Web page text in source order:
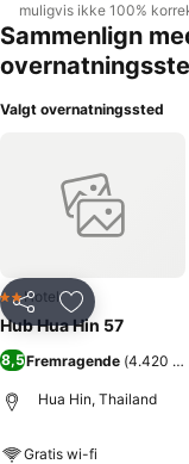
muligvis ikke 100%
Sammenlign
Valgt overnatningssted
Del Føj til
2 Stjerner
Hotel
Hub Hua Hin 57
8,5Fremragende (4.420
Hua Hin, Thailand
Gratis wi-fi